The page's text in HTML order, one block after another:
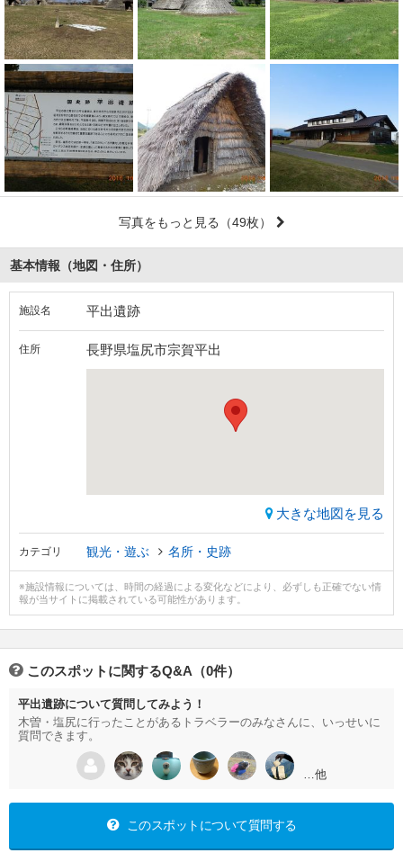
写真をもっと見る （49枚）
基本情報（地図・住所）
施設名 平出遺跡
住所 長野県塩尻市宗賀平出
大きな地図を見る
カテゴリ 観光・遊ぶ 名所・史跡
※施設情報については、時間の経過による変化などにより、必ずしも正確でない情
報が当サイトに掲載されている可能性があります。
このスポットに関するQ&A（0件）
平出遺跡について質問してみよう！
木曽・塩尻に行ったことがあるトラベラーのみなさんに、いっせいに
質問できます。
…他
このスポットについて質問する